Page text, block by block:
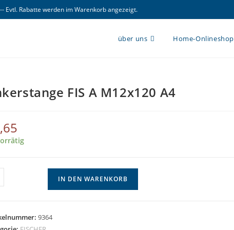
Evtl. Rabatte werden im Warenkorb angezeigt.
über uns Home-Onlineshop
FIS A M12x120 A4
IN DEN WARENKORB
9364